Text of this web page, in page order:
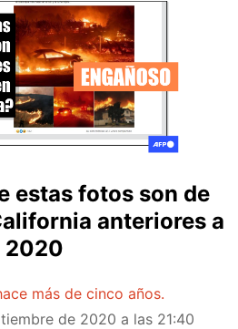
estas fotos son de
anteriores a
2020
más de cinco años.
de 2020 a las 21:40